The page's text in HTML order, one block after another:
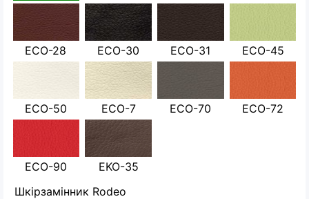
ECO-28 ECO-30 ECO-31 ECO-45
ECO-50 ECO-7 ECO-70 ECO-72
ECO-90
EKO-35
Шкірзамінник Rodeo